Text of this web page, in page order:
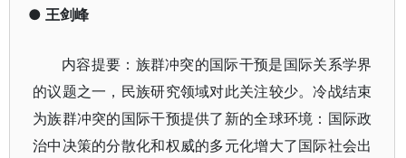
● 王剑峰
内容提要：族群冲突的国际干预是国际关系学界
的议题之一，民族研究领域对此关注较少。冷战结束
为族群冲突的国际干预提供了新的全球环境：国际政
治中决策的分散化和权威的多元化增大了国际社会出